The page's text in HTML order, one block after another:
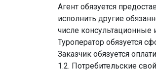
Агент обязуется
исполнить другие
числе консультационные
Туроператор обязуется
Заказчик обязуется
1.2. Потребительские